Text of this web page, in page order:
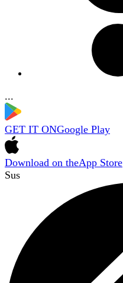
...
GET IT ONGoogle Play
Download on theApp Store
Sus